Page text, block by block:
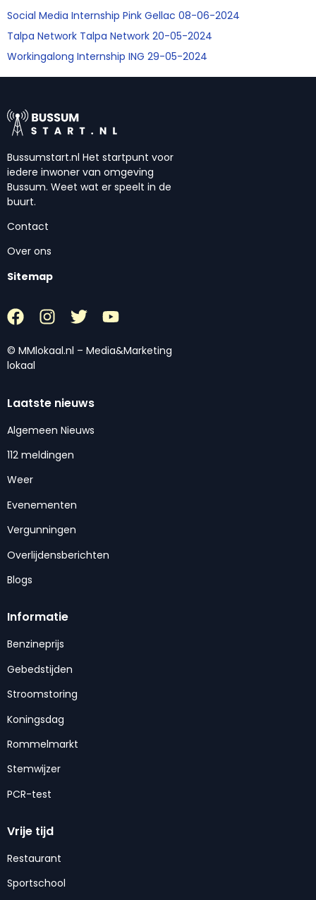
Social Media Internship Pink Gellac 08-06-2024
Talpa Network Talpa Network 20-05-2024
Workingalong Internship ING 29-05-2024
Bussumstart.nl Het startpunt voor
iedere inwoner van omgeving
Bussum. Weet wat er speelt in de
buurt.
Contact
Over ons
Sitemap
© MMlokaal.nl – Media&Marketing
lokaal
Laatste nieuws
Algemeen Nieuws
112 meldingen
Weer
Evenementen
Vergunningen
Overlijdensberichten
Blogs
Informatie
Benzineprijs
Gebedstijden
Stroomstoring
Koningsdag
Rommelmarkt
Stemwijzer
PCR-test
Vrije tijd
Restaurant
Sportschool